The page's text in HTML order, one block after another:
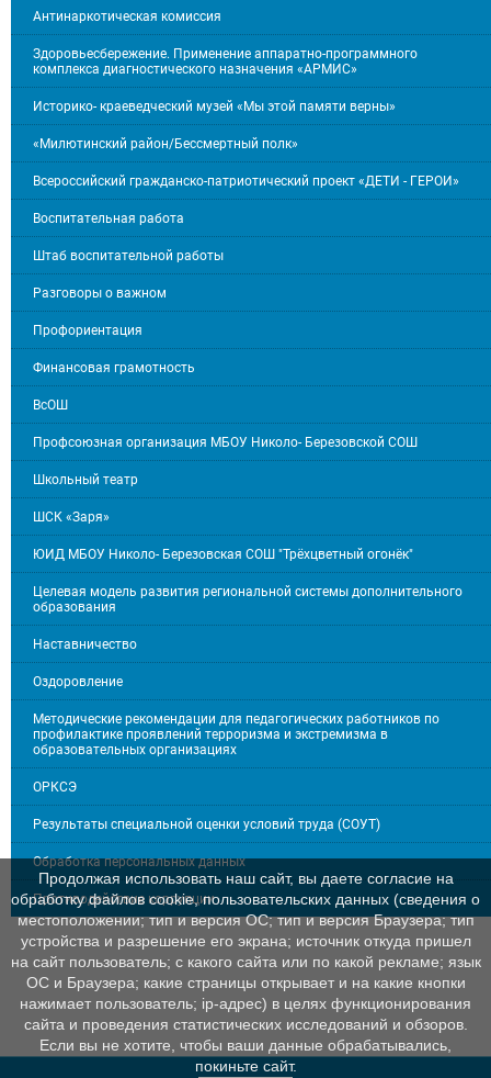
Антинаркотическая комиссия
Здоровьесбережение. Применение аппаратно-программного
комплекса диагностического назначения «АРМИС»
Историко- краеведческий музей «Мы этой памяти верны»
«Милютинский район/Бессмертный полк»
Всероссийский гражданско-патриотический проект «ДЕТИ - ГЕРОИ»
Воспитательная работа
Штаб воспитательной работы
Разговоры о важном
Профориентация
Финансовая грамотность
ВсОШ
Профсоюзная организация МБОУ Николо- Березовской СОШ
Школьный театр
ШСК «Заря»
ЮИД МБОУ Николо- Березовская СОШ "Трёхцветный огонёк"
Целевая модель развития региональной системы дополнительного
образования
Наставничество
Оздоровление
Методические рекомендации для педагогических работников по
профилактике проявлений терроризма и экстремизма в
образовательных организациях
ОРКСЭ
Результаты специальной оценки условий труда (СОУТ)
Обработка персональных данных
Противодействие коррупции
Продолжая использовать наш сайт, вы даете согласие на
обработку файлов cookie, пользовательских данных (сведения о
местоположении; тип и версия ОС; тип и версия Браузера; тип
устройства и разрешение его экрана; источник откуда пришел
на сайт пользователь; с какого сайта или по какой рекламе; язык
ОС и Браузера; какие страницы открывает и на какие кнопки
нажимает пользователь; ip-адрес) в целях функционирования
сайта и проведения статистических исследований и обзоров.
Если вы не хотите, чтобы ваши данные обрабатывались,
покиньте сайт.